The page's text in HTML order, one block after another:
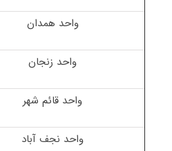
واحد همدان
واحد زنجان
واحد قائم شهر
واحد نجف آباد